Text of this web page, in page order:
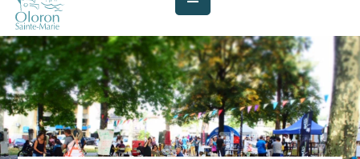
MES
SERVICES
VIE
MUNICIPALE
JE